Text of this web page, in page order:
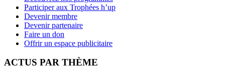
Participer aux Trophées h’up
Devenir membre
Devenir partenaire
Faire un don
Offrir un espace publicitaire
ACTUS PAR THÈME